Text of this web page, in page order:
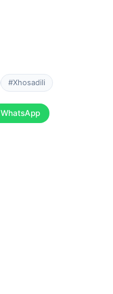
#Xhosadili
WhatsApp